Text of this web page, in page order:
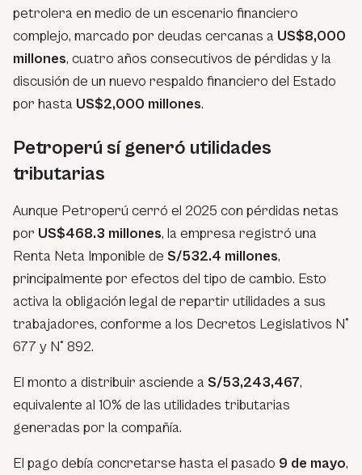
petrolera en medio de un escenario financiero
complejo, marcado por deudas cercanas a US$8,000
millones, cuatro años consecutivos de pérdidas y la
discusión de un nuevo respaldo financiero del Estado
por hasta US$2,000 millones.
Petroperú sí generó utilidades
tributarias
Aunque Petroperú cerró el 2025 con pérdidas netas
por US$468.3 millones, la empresa registró una
Renta Neta Imponible de S/532.4 millones,
principalmente por efectos del tipo de cambio. Esto
activa la obligación legal de repartir utilidades a sus
trabajadores, conforme a los Decretos Legislativos N°
677 y N° 892.
El monto a distribuir asciende a S/53,243,467,
equivalente al 10% de las utilidades tributarias
generadas por la compañía.
El pago debía concretarse hasta el pasado 9 de mayo,